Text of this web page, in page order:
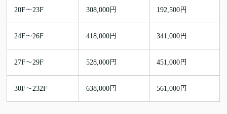
20F〜23F 308,000円 192,500円
24F〜26F 418,000円 341,000円
27F〜29F 528,000円 451,000円
30F〜232F 638,000円 561,000円